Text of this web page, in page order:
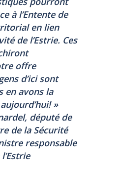
à l’Entente de
en lien
de l’Estrie. Ces
offre
d’ici sont
en avons la
»
député de
de la Sécurité
responsable